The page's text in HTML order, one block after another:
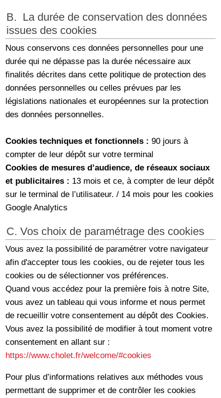
B. La durée de conservation des données
issues des cookies
Nous conservons ces données personnelles pour une
durée qui ne dépasse pas la durée nécessaire aux
finalités décrites dans cette politique de protection des
données personnelles ou celles prévues par les
législations nationales et européennes sur la protection
des données personnelles.
Cookies techniques et fonctionnels :90 jours à
compter de leur dépôt sur votre terminal
Cookies de mesures d’audience, de réseaux sociaux
et publicitaires : 13 mois et ce, à compter de leur dépôt
sur le terminal de l’utilisateur. / 14 mois pour les cookies
Google Analytics
C. Vos choix de paramétrage des cookies
Vous avez la possibilité de paramétrer votre navigateur
afin d'accepter tous les cookies, ou de rejeter tous les
cookies ou de sélectionner vos préférences.
Quand vous accédez pour la première fois à notre Site,
vous avez un tableau qui vous informe et nous permet
de recueillir votre consentement au dépôt des Cookies.
Vous avez la possibilité de modifier à tout moment votre
consentement en allant sur :
https://www.cholet.fr/welcome/#cookies
Pour plus d’informations relatives aux méthodes vous
permettant de supprimer et de contrôler les cookies